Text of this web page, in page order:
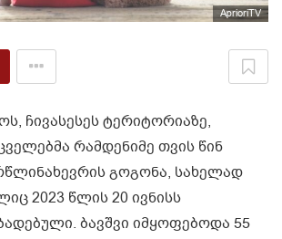
AprioriTV
ჩივასესეს ტერიტორიაზე,
რამდენიმე თვის წინ
გოგონა, სახელად
2023 წლის 20 ივნისს
ბავშვი იმყოფებოდა 55